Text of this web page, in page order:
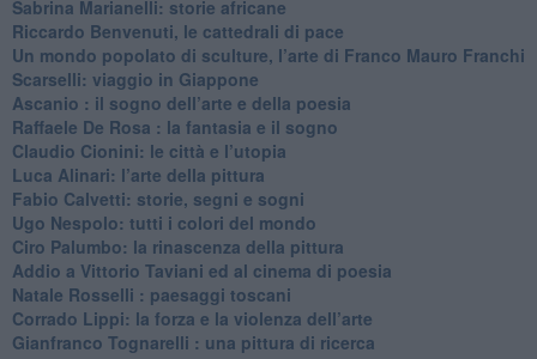
Sabrina Marianelli: storie africane
​Riccardo Benvenuti, le cattedrali di pace
​Un mondo popolato di sculture, l’arte di Franco Mauro Franchi
​Scarselli: viaggio in Giappone
​Ascanio : il sogno dell’arte e della poesia
Raffaele De Rosa : la fantasia e il sogno
​Claudio Cionini: le città e l’utopia
Luca Alinari: l’arte della pittura
​Fabio Calvetti: storie, segni e sogni
Ugo Nespolo: tutti i colori del mondo
​Ciro Palumbo: la rinascenza della pittura
​Addio a Vittorio Taviani ed al cinema di poesia
​Natale Rosselli : paesaggi toscani
​Corrado Lippi: la forza e la violenza dell’arte
Gianfranco Tognarelli : una pittura di ricerca